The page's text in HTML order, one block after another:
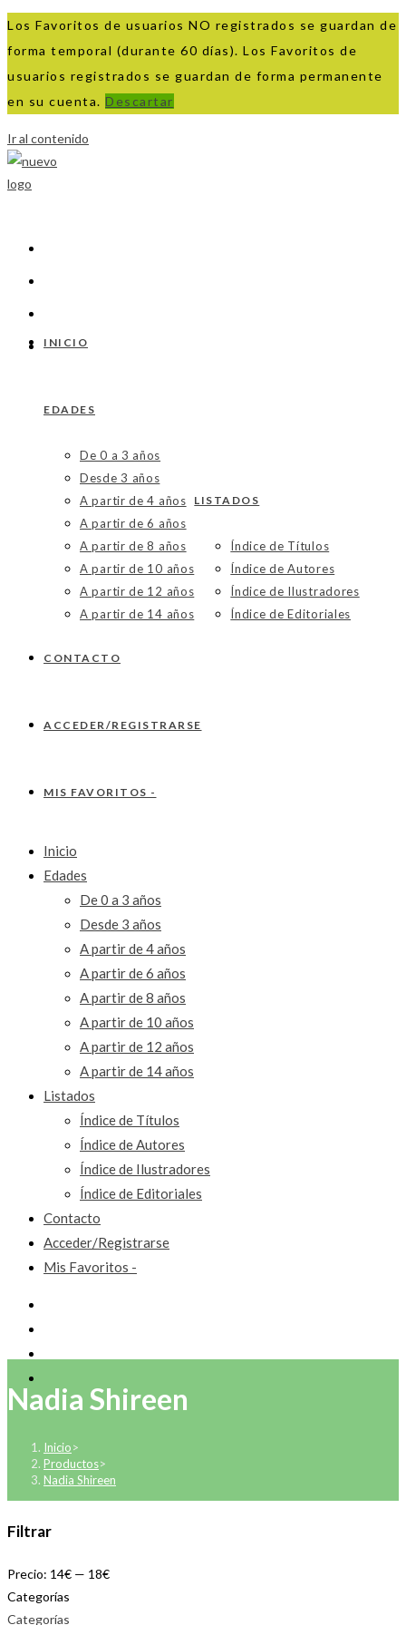
Los Favoritos de usuarios NO registrados se guardan de
forma temporal (durante 60 días). Los Favoritos de
usuarios registrados se guardan de forma permanente
en su cuenta. Descartar
Ir al contenido
INICIO
EDADES
De 0 a 3 años
Desde 3 años
A partir de 4 años
A partir de 6 años
A partir de 8 años
A partir de 10 años
A partir de 12 años
A partir de 14 años
LISTADOS
Índice de Títulos
Índice de Autores
Índice de Ilustradores
Índice de Editoriales
CONTACTO
ACCEDER/REGISTRARSE
MIS FAVORITOS -
Inicio
Edades
De 0 a 3 años
Desde 3 años
A partir de 4 años
A partir de 6 años
A partir de 8 años
A partir de 10 años
A partir de 12 años
A partir de 14 años
Listados
Índice de Títulos
Índice de Autores
Índice de Ilustradores
Índice de Editoriales
Contacto
Acceder/Registrarse
Mis Favoritos -
Nadia Shireen
Inicio>
Productos>
Nadia Shireen
Filtrar
Precio: 14€ — 18€
Categorías
Categorías